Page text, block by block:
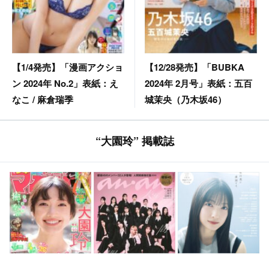
【1/4発売】「漫画アクショ
ン 2024年 No.2」表紙：え
なこ / 麻倉瑞季
【12/28発売】「BUBKA
2024年 2月号」表紙：五百
城茉央（乃木坂46）
“大園玲” 掲載誌